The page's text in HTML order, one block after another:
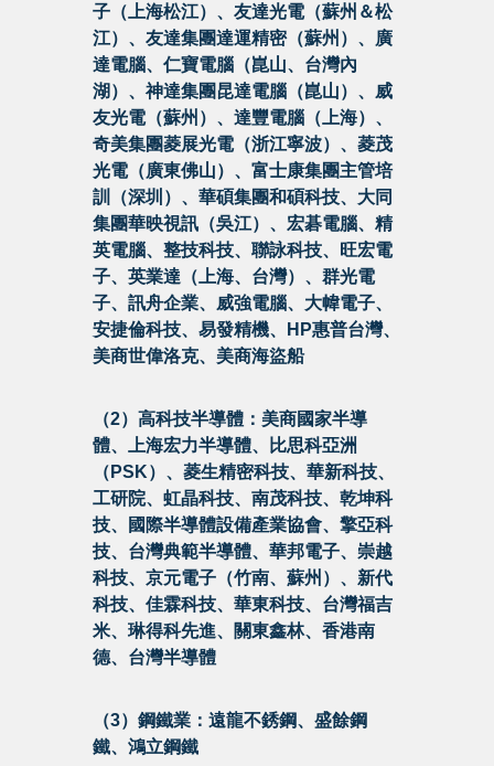
子（上海松江）、友達光電（蘇州＆松
江）、友達集團達運精密（蘇州）、廣
達電腦、仁寶電腦（崑山、台灣內
湖）、神達集團昆達電腦（崑山）、威
友光電（蘇州）、達豐電腦（上海）、
奇美集團菱展光電（浙江寧波）、菱茂
光電（廣東佛山）、富士康集團主管培
訓（深圳）、華碩集團和碩科技、大同
集團華映視訊（吳江）、宏碁電腦、精
英電腦、整技科技、聯詠科技、旺宏電
子、英業達（上海、台灣）、群光電
子、訊舟企業、威強電腦、大幃電子、
安捷倫科技、易發精機、HP惠普台灣、
美商世偉洛克、美商海盜船
（2）高科技半導體：美商國家半導
體、上海宏力半導體、比思科亞洲
（PSK）、菱生精密科技、華新科技、
工研院、虹晶科技、南茂科技、乾坤科
技、國際半導體設備產業協會、擎亞科
技、台灣典範半導體、華邦電子、崇越
科技、京元電子（竹南、蘇州）、新代
科技、佳霖科技、華東科技、台灣福吉
米、琳得科先進、關東鑫林、香港南
德、台灣半導體
（3）鋼鐵業：遠龍不銹鋼、盛餘鋼
鐵、鴻立鋼鐵